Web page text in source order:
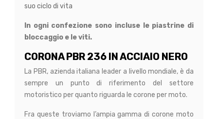
suo ciclo di vita
In ogni confezione sono incluse le piastrine di
bloccaggio e le viti.
CORONA PBR 236 IN ACCIAIO NERO
La PBR, azienda italiana leader a livello mondiale, è da
sempre un punto di riferimento del settore
motoristico per quanto riguarda le corone per moto.
Fra queste troviamo l’ampia gamma di corone moto